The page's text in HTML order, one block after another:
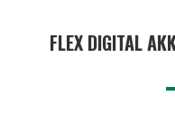
FLEX DIGITAL